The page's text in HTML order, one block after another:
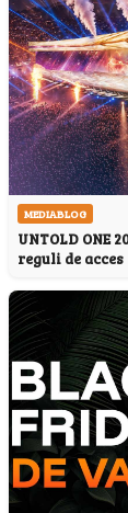
MEDIABLOG
UNTOLD ONE
reguli de acces